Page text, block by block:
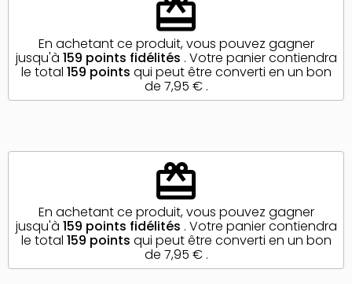
redeem
En achetant ce produit, vous pouvez gagner
jusqu'à 159 points fidélités . Votre panier contiendra
le total 159 points qui peut être converti en un bon
de 7,95 €.
redeem
En achetant ce produit, vous pouvez gagner
jusqu'à 159 points fidélités . Votre panier contiendra
le total 159 points qui peut être converti en un bon
de 7,95 €.